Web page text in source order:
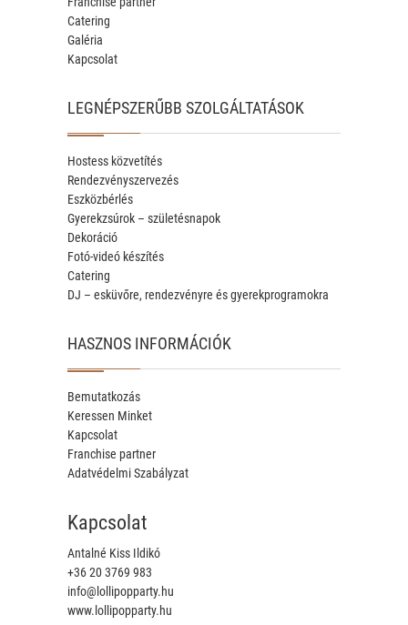
Catering
Galéria
Kapcsolat
LEGNÉPSZERŰBB SZOLGÁLTATÁSOK
Hostess közvetítés
Rendezvényszervezés
Eszközbérlés
Gyerekzsúrok – születésnapok
Dekoráció
Fotó-videó készítés
Catering
DJ – esküvőre, rendezvényre és gyerekprogramokra
HASZNOS INFORMÁCIÓK
Bemutatkozás
Keressen Minket
Kapcsolat
Franchise partner
Adatvédelmi Szabályzat
Kapcsolat
Antalné Kiss Ildikó
+36 20 3769 983
info@lollipopparty.hu
www.lollipopparty.hu